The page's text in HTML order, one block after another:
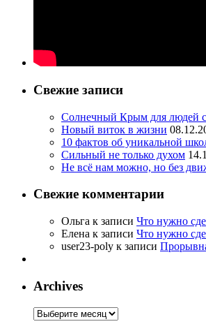
Свежие записи
Солнечный Крым для людей
Новый виток в жизни
10 фактов об уникальной
Сильный не только духом
Не всё нам можно, но без
Свежие комментарии
Ольга к записи Что нужно
Елена к записи Что нужно
user23-poly к записи
Archives
Archives